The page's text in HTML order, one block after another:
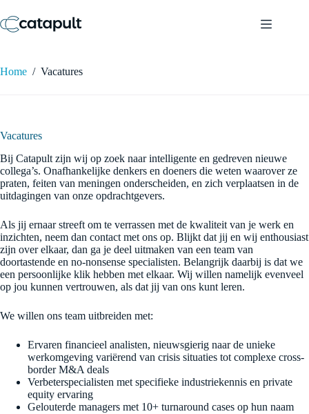
naar
de
Home / Vacatures
Vacatures
Bij Catapult zijn wij op zoek naar intelligente en gedreven nieuwe
collega’s. Onafhankelijke denkers en doeners die weten waarover ze
praten, feiten van meningen onderscheiden, en zich verplaatsen in de
uitdagingen van onze opdrachtgevers.
Als jij ernaar streeft om te verrassen met de kwaliteit van je werk en
inzichten, neem dan contact met ons op. Blijkt dat jij en wij enthousiast
zijn over elkaar, dan ga je deel uitmaken van een team van
doortastende en no-nonsense specialisten. Belangrijk daarbij is dat we
een persoonlijke klik hebben met elkaar. Wij willen namelijk evenveel
op jou kunnen vertrouwen, als dat jij van ons kunt leren.
We willen ons team uitbreiden met:
Ervaren financieel analisten, nieuwsgierig naar de unieke
werkomgeving variërend van crisis situaties tot complexe cross-
border M&A deals
Verbeterspecialisten met specifieke industriekennis en private
equity ervaring
Gelouterde managers met 10+ turnaround cases op hun naam